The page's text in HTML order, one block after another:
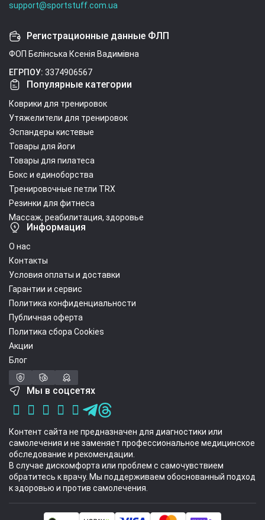
support@sportstuff.com.ua
Регистрационные данные ФЛП
ФОП Бєлінська Ксенія Вадимівна
ЕГРПОУ: 3374906567
Популярные категории
Коврики для тренировок
Утяжелители для тренировок
Эспандеры кистевые
Товары для йоги
Товары для пилатеса
Бокс и единоборства
Тренировочные петли TRX
Резинки для фитнеса
Массаж, реабилитация, здоровье
Информация
О нас
Контакты
Условия оплаты и доставки
Гарантии и сервис
Политика конфиденциальности
Публичная оферта
Политика сбора Cookies
Акции
Блог
Мы в соцсетях
Контент сайта не предназначен для диагностики или
самолечения и не заменяет профессиональное медицинское
обследование и рекомендации.
В случае дискомфорта или проблем с самочувствием
обратитесь к врачу. Мы поддерживаем обоснованный подход
к здоровью и против самолечения.